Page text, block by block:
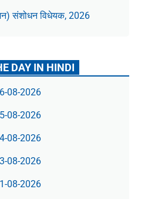
संशोधन विधेयक, 2026
DAY IN HINDI
08-2026
08-2026
08-2026
08-2026
08-2026